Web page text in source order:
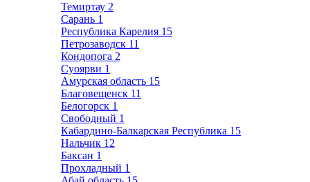
Темиртау 2
Сарань 1
Республика Карелия 15
Петрозаводск 11
Кондопога 2
Суоярви 1
Амурская область 15
Благовещенск 11
Белогорск 1
Свободный 1
Кабардино-Балкарская Республика 15
Нальчик 12
Баксан 1
Прохладный 1